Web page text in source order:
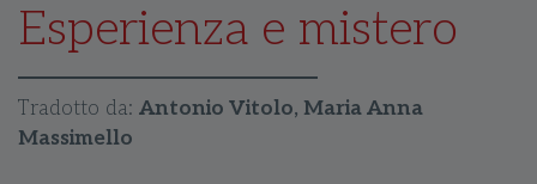
Esperienza e mistero
Tradotto da: Antonio Vitolo, Maria Anna
Massimello